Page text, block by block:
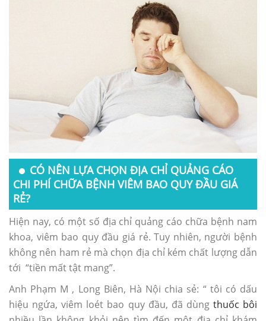
CÓ NÊN LỰA CHỌN ĐỊA CHỈ QUẢNG CÁO
CHI PHÍ CHỮA BỆNH VIÊM BAO QUY ĐẦU GIÁ
RẺ?
Hiện nay, có một số địa chỉ quảng cáo chữa bệnh nam
khoa, viêm bao quy đầu giá rẻ. Tuy nhiên, người bệnh
không nên ham rẻ mà chọn địa chỉ kém chất lượng dẫn
tới “tiền mất tật mang”.
Anh Phạm M , Long Biên, Hà Nội chia sẻ: “ tôi có dấu
hiệu ngứa, viêm loét bao quy đầu, đã dùng thuốc bôi